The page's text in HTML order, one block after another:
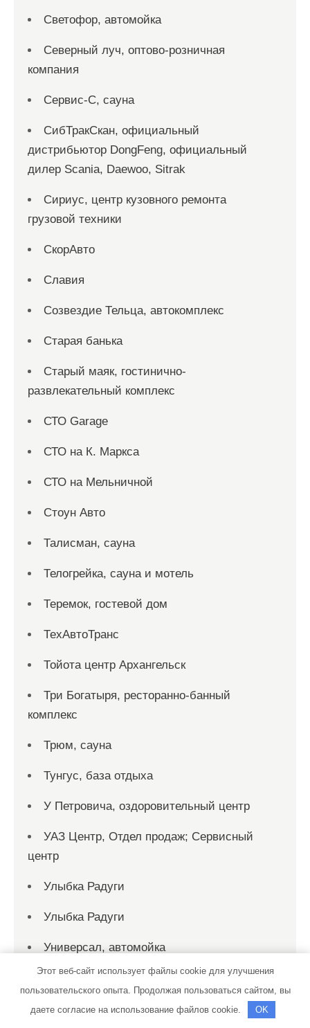
Светофор, автомойка
Северный луч, оптово-розничная
компания
Сервис-С, сауна
СибТракСкан, официальный
дистрибьютор DongFeng, официальный
дилер Scania, Daewoo, Sitrak
Сириус, центр кузовного ремонта
грузовой техники
СкорАвто
Славия
Созвездие Тельца, автокомплекс
Старая банька
Старый маяк, гостинично-
развлекательный комплекс
СТО Garage
СТО на К. Маркса
СТО на Мельничной
Стоун Авто
Талисман, сауна
Телогрейка, сауна и мотель
Теремок, гостевой дом
ТехАвтоТранс
Тойота центр Архангельск
Три Богатыря, ресторанно-банный
комплекс
Трюм, сауна
Тунгус, база отдыха
У Петровича, оздоровительный центр
УАЗ Центр, Отдел продаж; Сервисный
центр
Улыбка Радуги
Улыбка Радуги
Универсал, автомойка
УЮТКОМПАНИЯ, сеть магазинов дверей
Феникс, сауна
Этот веб-сайт использует файлы cookie для улучшения
пользовательского опыта. Продолжая пользоваться сайтом, вы
даете согласие на использование файлов cookie.
OK